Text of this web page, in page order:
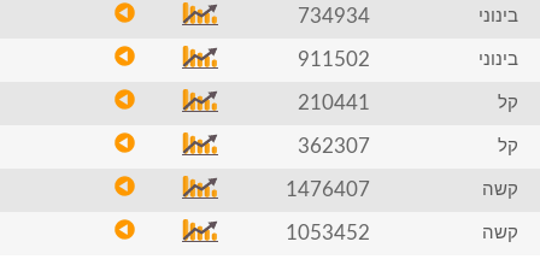
בינוני 734934
בינוני 911502
קל 210441
קל 362307
קשה 1476407
קשה 1053452